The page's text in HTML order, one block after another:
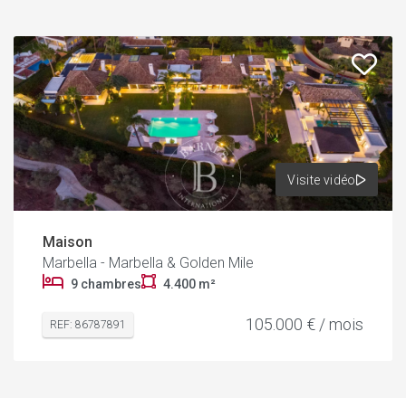
Visite vidéo
Maison
Marbella - Marbella & Golden Mile
9 chambres 4.400 m²
REF: 86787891 105.000 € / mois